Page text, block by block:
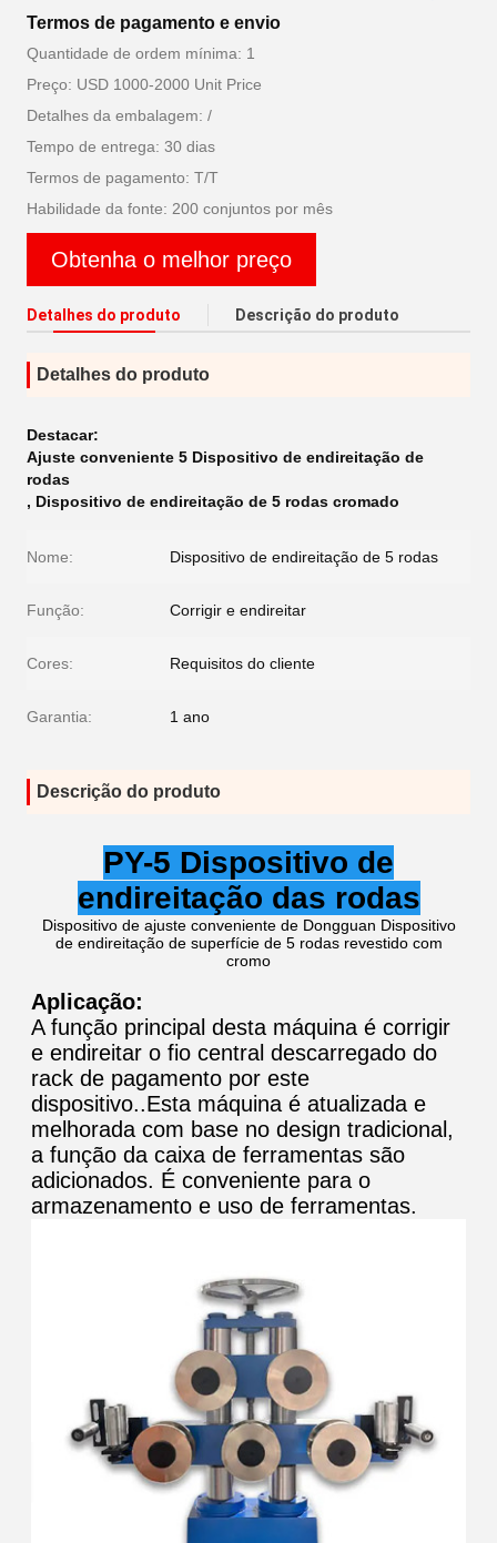
Termos de pagamento e envio
Quantidade de ordem mínima: 1
Preço: USD 1000-2000 Unit Price
Detalhes da embalagem: /
Tempo de entrega: 30 dias
Termos de pagamento: T/T
Habilidade da fonte: 200 conjuntos por mês
Obtenha o melhor preço
Detalhes do produto Descrição do produto
Detalhes do produto
Destacar:
Ajuste conveniente 5 Dispositivo de endireitação de
rodas
, Dispositivo de endireitação de 5 rodas cromado
Nome: Dispositivo de endireitação de 5 rodas
Função: Corrigir e endireitar
Cores: Requisitos do cliente
Garantia: 1 ano
Descrição do produto
PY-5 Dispositivo de
endireitação das rodas
Dispositivo de ajuste conveniente de Dongguan Dispositivo
de endireitação de superfície de 5 rodas revestido com
cromo
Aplicação:
A função principal desta máquina é corrigir
e endireitar o fio central descarregado do
rack de pagamento por este
dispositivo..Esta máquina é atualizada e
melhorada com base no design tradicional,
a função da caixa de ferramentas são
adicionados. É conveniente para o
armazenamento e uso de ferramentas.